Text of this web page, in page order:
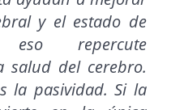
y el estado de
repercute
salud del cerebro.
la pasividad. Si la